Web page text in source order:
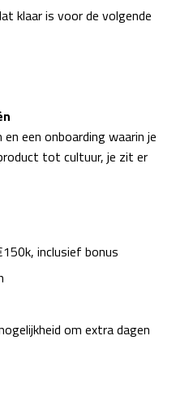
klaar is voor de volgende
een onboarding waarin je
tot cultuur, je zit er
inclusief bonus
om extra dagen